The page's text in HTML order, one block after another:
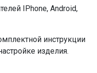
IPhone, Android,
инструкции
изделия.